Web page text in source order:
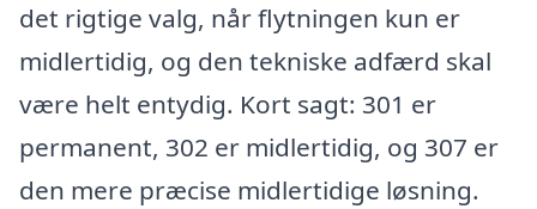
det rigtige valg, når flytningen kun er
midlertidig, og den tekniske adfærd skal
være helt entydig. Kort sagt: 301 er
permanent, 302 er midlertidig, og 307 er
den mere præcise midlertidige løsning.